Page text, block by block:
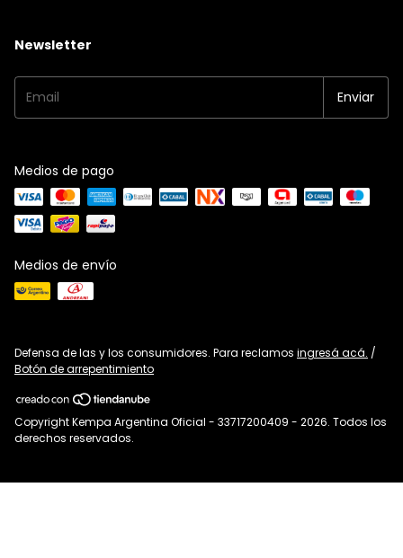
Newsletter
Medios de pago
Medios de envío
Defensa de las y los consumidores. Para reclamos ingresá acá. /
Botón de arrepentimiento
Copyright Kempa Argentina Oficial - 33717200409 - 2026. Todos los
derechos reservados.